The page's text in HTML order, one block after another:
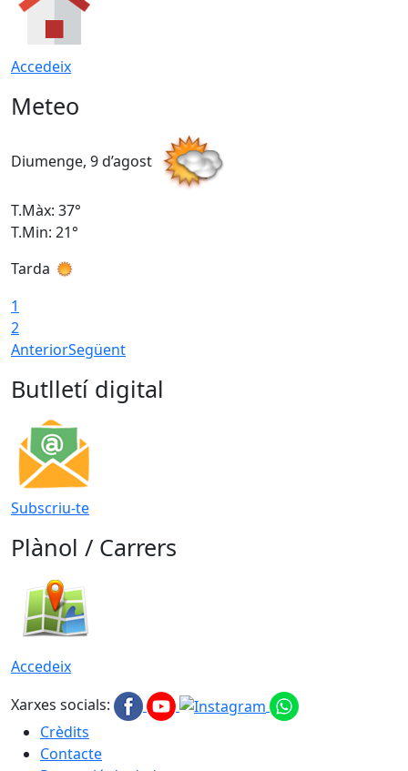
Accedeix
Meteo
Diumenge, 9 d’agost
T.Màx: 37°
T.Min: 21°
Tarda
1
2
AnteriorSegüent
Butlletí digital
Subscriu-te
Plànol / Carrers
Accedeix
Xarxes socials:
Crèdits
Contacte